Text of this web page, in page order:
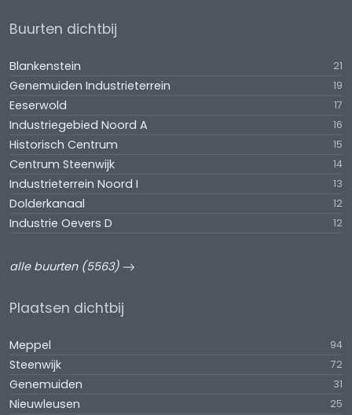
Buurten dichtbij
Blankenstein 21
Genemuiden Industrieterrein 19
Eeserwold 17
Industriegebied Noord A 16
Historisch Centrum 15
Centrum Steenwijk 14
Industrieterrein Noord I 13
Dolderkanaal 12
Industrie Oevers D 12
alle buurten (5563)
Plaatsen dichtbij
Meppel 94
Steenwijk 72
Genemuiden 31
Nieuwleusen 25